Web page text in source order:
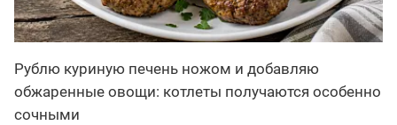
Рублю куриную печень ножом и добавляю
обжаренные овощи: котлеты получаются особенно
сочными